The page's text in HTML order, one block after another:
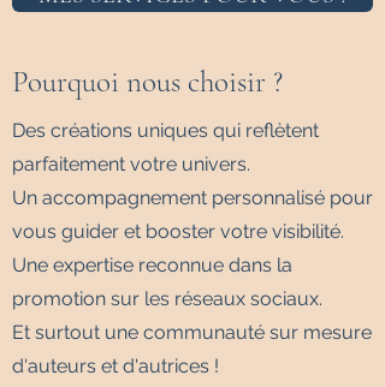
Pourquoi nous choisir ?
Des créations uniques qui reflètent
parfaitement votre univers.
Un accompagnement personnalisé pour
vous guider et booster votre visibilité.
Une expertise reconnue dans la
promotion sur les réseaux sociaux.
Et surtout une communauté sur mesure
d'auteurs et d'autrices !